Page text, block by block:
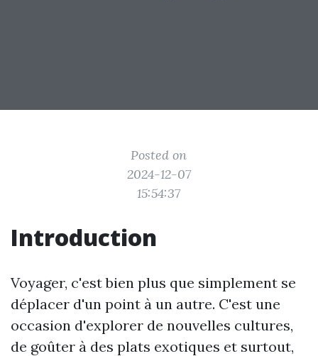
Posted on
2024-12-07
15:54:37
Introduction
Voyager, c'est bien plus que simplement se
déplacer d'un point à un autre. C'est une
occasion d'explorer de nouvelles cultures,
de goûter à des plats exotiques et surtout,